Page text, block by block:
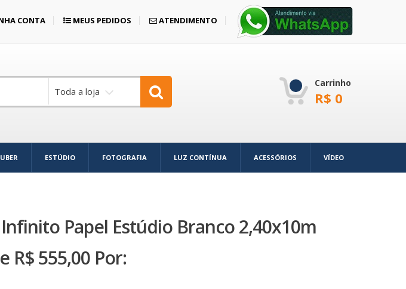
CONTA MEUS PEDIDOS ATENDIMENTO
Toda a loja
Carrinho
R$ 0
ESTÚDIO FOTOGRAFIA LUZ CONTÍNUA ACESSÓRIOS VÍDEO
Papel Estúdio Branco 2,40x10m
R$ 555,00 Por: